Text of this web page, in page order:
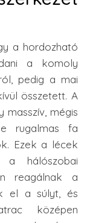
a hordozható
a komoly
pedig a mai
összetett. A
masszív, mégis
rugalmas fa
Ezek a lécek
a hálószobai
reagálnak a
el a súlyt, és
középen